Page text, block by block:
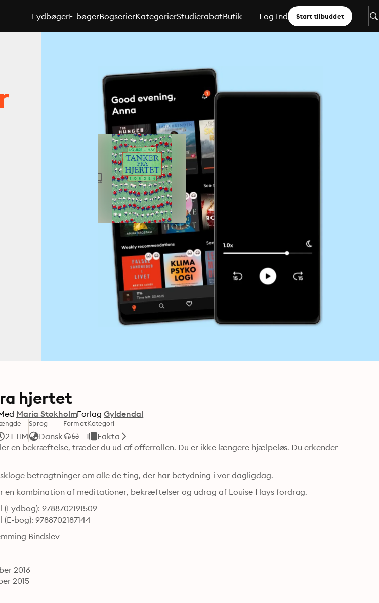
LydbøgerE-bøgerBogserierKategorierStudierabatButik Log Ind Start tilbuddet
hjertet
Maria StokholmForlag Gyldendal
2T 11M
Sprog
Dansk
FormatKategori
Fakta
en bekræftelse, træder du ud af offerrollen. Du er ikke længere hjælpeløs. Du erkender
en kombination af meditationer, bekræftelser og udrag af Louise Hays fordrag.
9788702191509
bog): 9788702187144
Bindslev
2016
2015